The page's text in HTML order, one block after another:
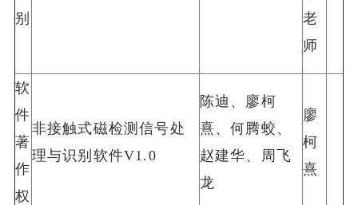
别
老
师
软
件
著
作
权
非接触式磁检测信号处
理与识别软件V1.0
陈迪、廖柯
熹、何腾蛟、
赵建华、周飞
龙
廖
柯
熹